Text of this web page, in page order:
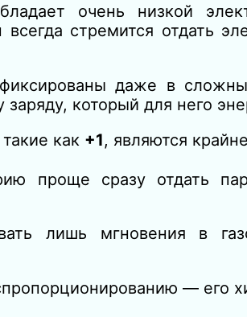
очень низкой
стремится отдать
даже в
который для него
как +1, являются
проще сразу отдать
лишь мгновения в
— его